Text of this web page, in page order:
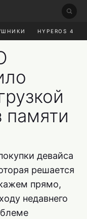
HYPEROS 4
памяти
девайса
решается
прямо,
недавнего